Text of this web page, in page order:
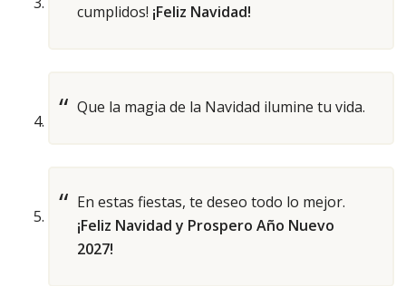
cumplidos! ¡Feliz Navidad!
Que la magia de la Navidad ilumine tu vida.
En estas fiestas, te deseo todo lo mejor.
¡Feliz Navidad y Prospero Año Nuevo
2027!